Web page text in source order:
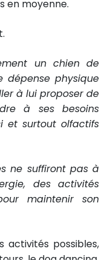
en moyenne.
un chien de
physique
à lui proposer de
à ses besoins
et surtout olfactifs
ne suffiront pas à
des activités
maintenir son
activités possibles,